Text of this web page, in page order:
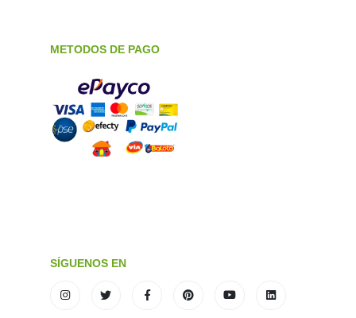
METODOS DE PAGO
SÍGUENOS EN